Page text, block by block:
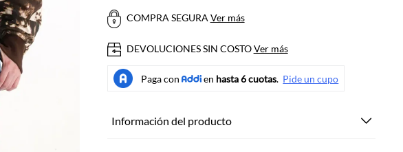
COMPRA SEGURA Ver más
DEVOLUCIONES SIN COSTOVer más
Información del producto